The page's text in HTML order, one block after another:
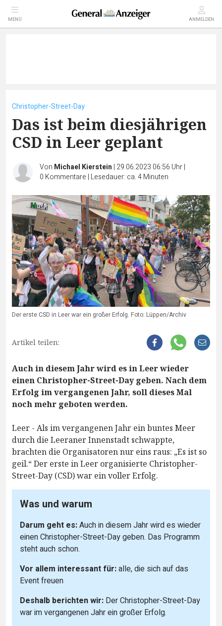
MENÜ ANMELDEN
Christopher-Street-Day
Das ist beim diesjährigen
CSD in Leer geplant
Von Michael Kierstein | 29.06.2023 06:56 Uhr|
0 Kommentare | Lesedauer: ca. 4 Minuten
Der erste CSD in Leer war ein großer Erfolg. Foto: Lüppen/Archiv
Artikel teilen:
Auch in diesem Jahr wird es in Leer wieder
einen Christopher-Street-Day geben. Nach dem
Erfolg im vergangenen Jahr, soll dieses Mal
noch mehr geboten werden.
Leer - Als im vergangenen Jahr ein buntes Meer
durch die Leeraner Innenstadt schwappte,
brachten die Organisatoren nur eins raus: „Es ist so
geil.“ Der erste in Leer organisierte Christopher-
Street-Day (CSD) war ein voller Erfolg.
Was und warum
Darum geht es:Auch in diesem Jahr wird es wieder
einen Christopher-Street-Day geben. Das Programm
steht auch schon.
Vor allem interessant für:alle, die sich auf das
Event freuen
Deshalb berichten wir: Der Christopher-Street-Day
war im vergangenen Jahr ein großer Erfolg.